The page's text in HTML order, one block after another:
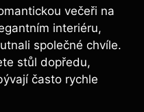
večeři na
interiéru,
společné chvíle.
stůl dopředu,
často rychle